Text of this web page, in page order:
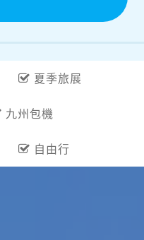
夏季旅展
九州包機
自由行